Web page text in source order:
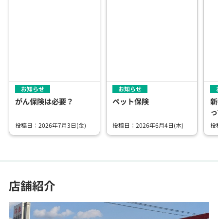
お知らせ
がん保険は必要？
投稿日：2026年7月3日(金)
お知らせ
ペット保険
投稿日：2026年6月4日(木) 投
店舗紹介